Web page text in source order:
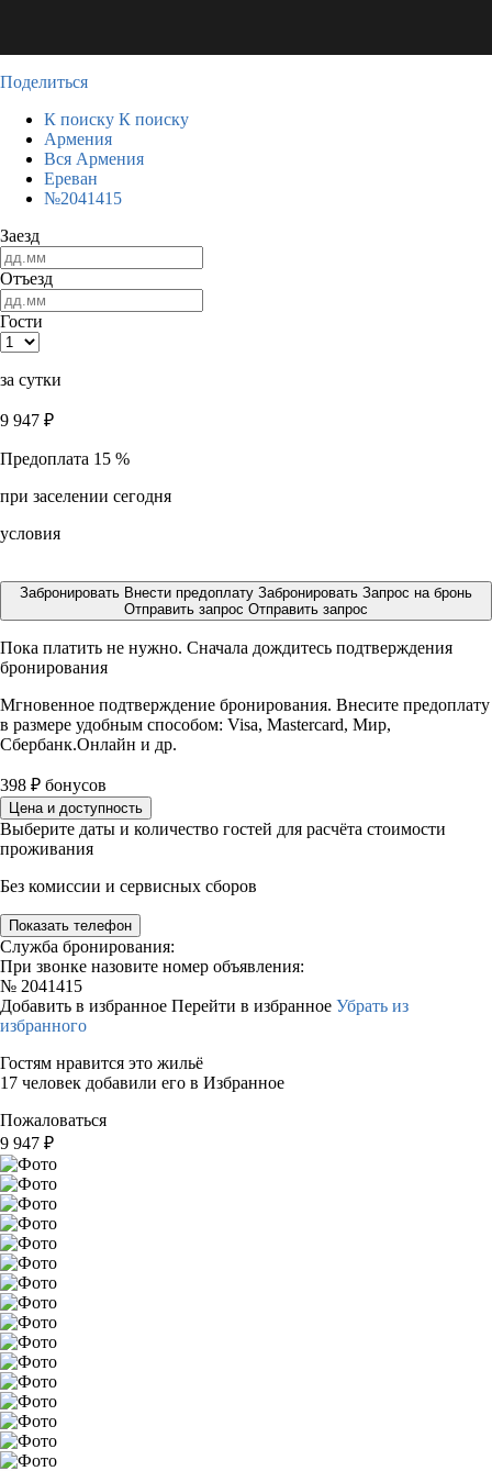
Поделиться
К поиску К поиску
Армения
Вся Армения
Ереван
№2041415
Заезд
Отъезд
Гости
за сутки
9 947 ₽
Предоплата 15 %
при заселении сегодня
условия
Забронировать Внести предоплату Забронировать Запрос на бронь
Отправить запрос Отправить запрос
Пока платить не нужно. Сначала дождитесь подтверждения
бронирования
Мгновенное подтверждение бронирования. Внесите предоплату
в размере удобным способом: Visa, Mastercard, Мир,
Сбербанк.Онлайн и др.
398 ₽ бонусов
Цена и доступность
Выберите даты и количество гостей для расчёта стоимости
проживания
Без комиссии и сервисных сборов
Показать телефон
Служба бронирования:
При звонке назовите номер объявления:
№ 2041415
Добавить в избранное Перейти в избранное Убрать из
избранного
Гостям нравится это жильё
17 человек добавили его в Избранное
Пожаловаться
9 947 ₽